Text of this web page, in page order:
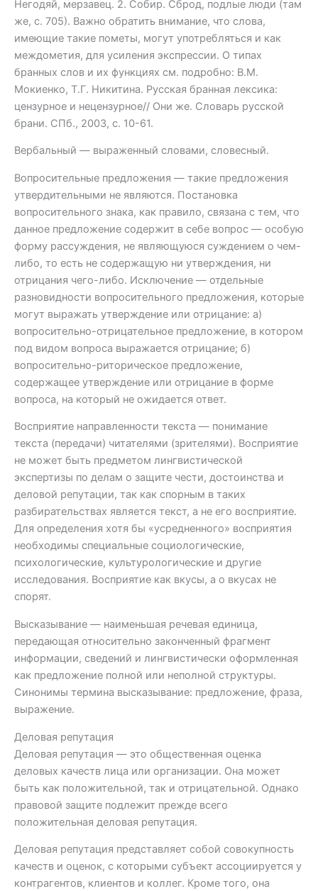
Негодяй, мерзавец. 2. Собир. Сброд, подлые люди (там
же, с. 705). Важно обратить внимание, что слова,
имеющие такие пометы, могут употребляться и как
междометия, для усиления экспрессии. О типах
бранных слов и их функциях см. подробно: В.М.
Мокиенко, Т.Г. Никитина. Русская бранная лексика:
цензурное и нецензурное// Они же. Словарь русской
брани. СПб., 2003, с. 10-61.
Вербальный — выраженный словами, словесный.
Вопросительные предложения — такие предложения
утвердительными не являются. Постановка
вопросительного знака, как правило, связана с тем, что
данное предложение содержит в себе вопрос — особую
форму рассуждения, не являющуюся суждением о чем-
либо, то есть не содержащую ни утверждения, ни
отрицания чего-либо. Исключение — отдельные
разновидности вопросительного предложения, которые
могут выражать утверждение или отрицание: а)
вопросительно-отрицательное предложение, в котором
под видом вопроса выражается отрицание; б)
вопросительно-риторическое предложение,
содержащее утверждение или отрицание в форме
вопроса, на который не ожидается ответ.
Восприятие направленности текста — понимание
текста (передачи) читателями (зрителями). Восприятие
не может быть предметом лингвистической
экспертизы по делам о защите чести, достоинства и
деловой репутации, так как спорным в таких
разбирательствах является текст, а не его восприятие.
Для определения хотя бы «усредненного» восприятия
необходимы специальные социологические,
психологические, культурологические и другие
исследования. Восприятие как вкусы, а о вкусах не
спорят.
Высказывание — наименьшая речевая единица,
передающая относительно законченный фрагмент
информации, сведений и лингвистически оформленная
как предложение полной или неполной структуры.
Синонимы термина высказывание: предложение, фраза,
выражение.
Деловая репутация
Деловая репутация — это общественная оценка
деловых качеств лица или организации. Она может
быть как положительной, так и отрицательной. Однако
правовой защите подлежит прежде всего
положительная деловая репутация.
Деловая репутация представляет собой совокупность
качеств и оценок, с которыми субъект ассоциируется у
контрагентов, клиентов и коллег. Кроме того, она